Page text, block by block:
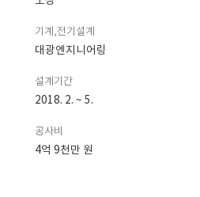
기계,전기설계
대광엔지니어링
설계기간
2018. 2. ~ 5.
공사비
4억 9천만 원